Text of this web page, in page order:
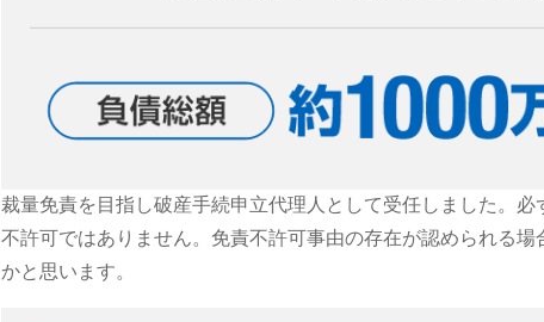
裁量免責を目指し破産手続申立代理人として受任しました。
不許可ではありません。免責不許可事由の存在が認められる
かと思います。